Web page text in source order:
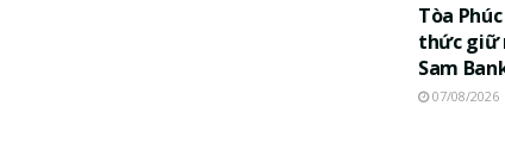
Tòa
thức giữ
Sam
07/08/2026